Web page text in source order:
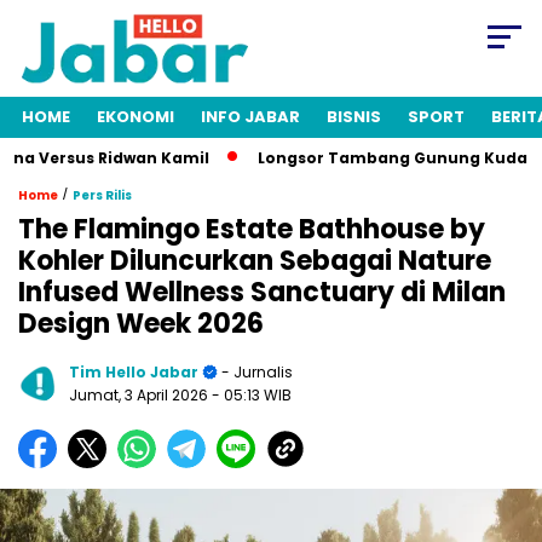
HOME EKONOMI INFO JABAR BISNIS SPORT
Ridwan Kamil Longsor Tambang Gunung Kuda Cirebon:
Home / Pers Rilis
The Flamingo Estate Bathhouse by
Kohler Diluncurkan Sebagai Nature
Infused Wellness Sanctuary di Milan
Design Week 2026
Tim Hello Jabar
- Jurnalis
Jumat, 3 April 2026 - 05:13 WIB